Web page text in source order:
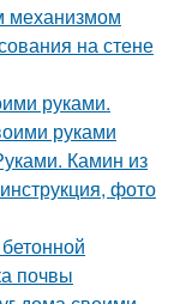
механизмом
на стене
руками.
руками
Камин из
фото
почвы